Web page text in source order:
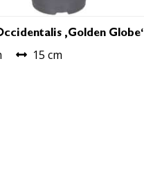
‚Golden Globe‘
15 cm